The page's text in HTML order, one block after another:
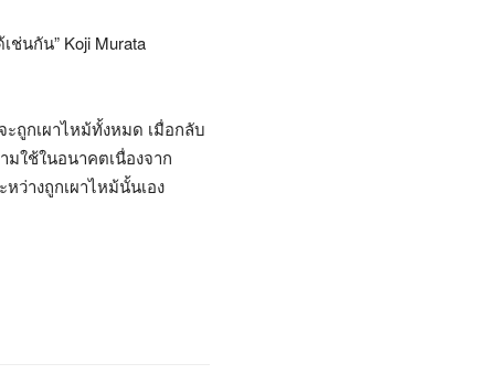
ช่นกัน” Koji Murata
ถูกเผาไหม้ทั้งหมด เมื่อกลับ
ใช้ในอนาคตเนื่องจาก
ว่างถูกเผาไหม้นั้นเอง